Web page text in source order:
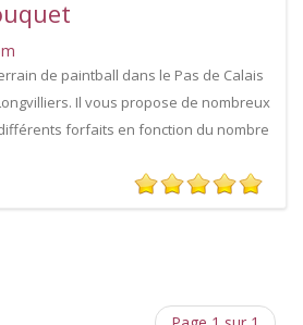
de paintball dans le Pas de Calais
Il vous propose de nombreux
forfaits en fonction du nombre